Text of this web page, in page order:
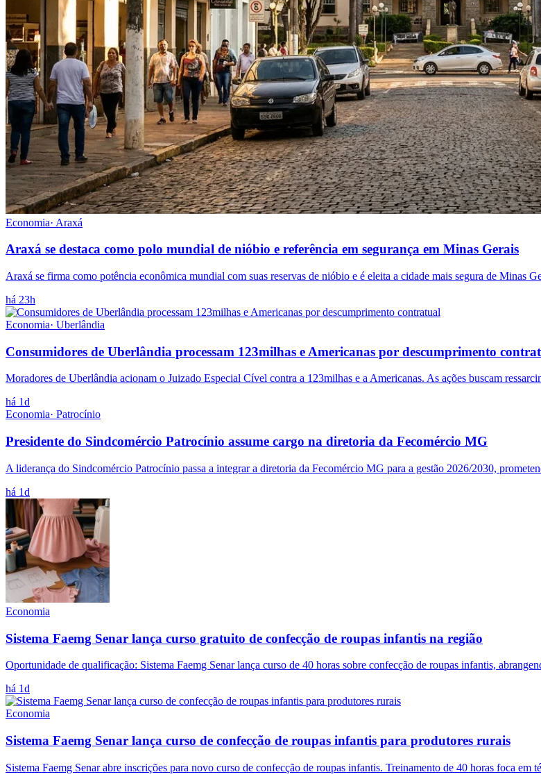
Economia· Araxá
Araxá se destaca como polo mundial de nióbio e referência em segurança em Minas Gerais
Araxá se firma como potência econômica mundial com suas reservas de nióbio e é eleita a cidade mais segura de Minas
há 23h
Economia· Uberlândia
Consumidores de Uberlândia processam 123milhas e Americanas por descumprimento
Moradores de Uberlândia acionam o Juizado Especial Cível contra a 123milhas e a Americanas. As ações buscam
há 1d
Economia· Patrocínio
Presidente do Sindcomércio Patrocínio assume cargo na diretoria da Fecomércio MG
A liderança do Sindcomércio Patrocínio passa a integrar a diretoria da Fecomércio MG para a gestão 2026/2030,
há 1d
Economia
Sistema Faemg Senar lança curso gratuito de confecção de roupas infantis na região
Oportunidade de qualificação: Sistema Faemg Senar lança curso de 40 horas sobre confecção de roupas infantis,
há 1d
Economia
Sistema Faemg Senar lança curso de confecção de roupas infantis para produtores rurais
Sistema Faemg Senar abre inscrições para novo curso de confecção de roupas infantis. Treinamento de 40 horas foca em